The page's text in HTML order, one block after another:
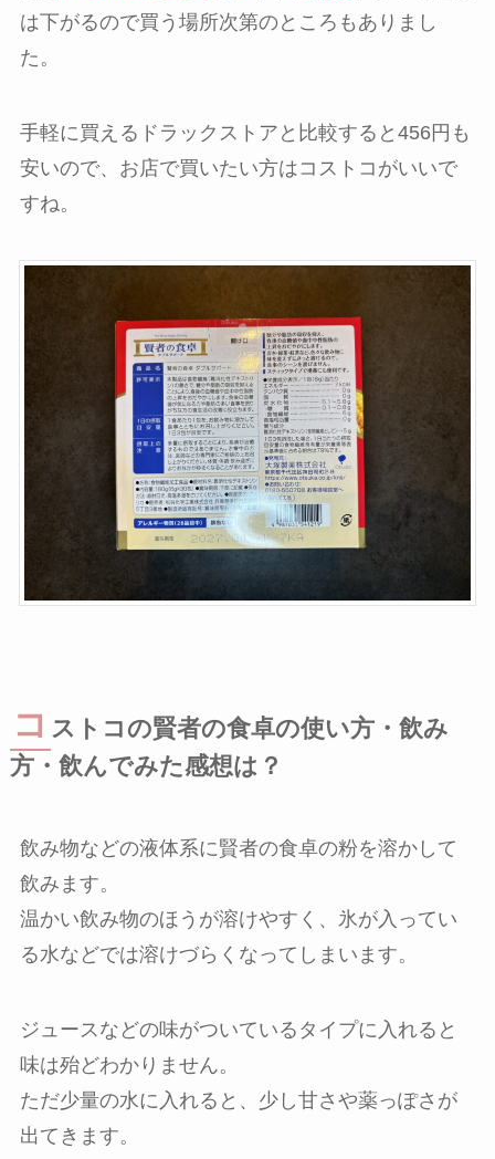
は下がるので買う場所次第のところもありまし
た。
手軽に買えるドラックストアと比較すると456円も
安いので、お店で買いたい方はコストコがいいで
すね。
コ ストコの賢者の食卓の使い方・飲み
方・飲んでみた感想は？
飲み物などの液体系に賢者の食卓の粉を溶かして
飲みます。
温かい飲み物のほうが溶けやすく、氷が入ってい
る水などでは溶けづらくなってしまいます。
ジュースなどの味がついているタイプに入れると
味は殆どわかりません。
ただ少量の水に入れると、少し甘さや薬っぽさが
出てきます。